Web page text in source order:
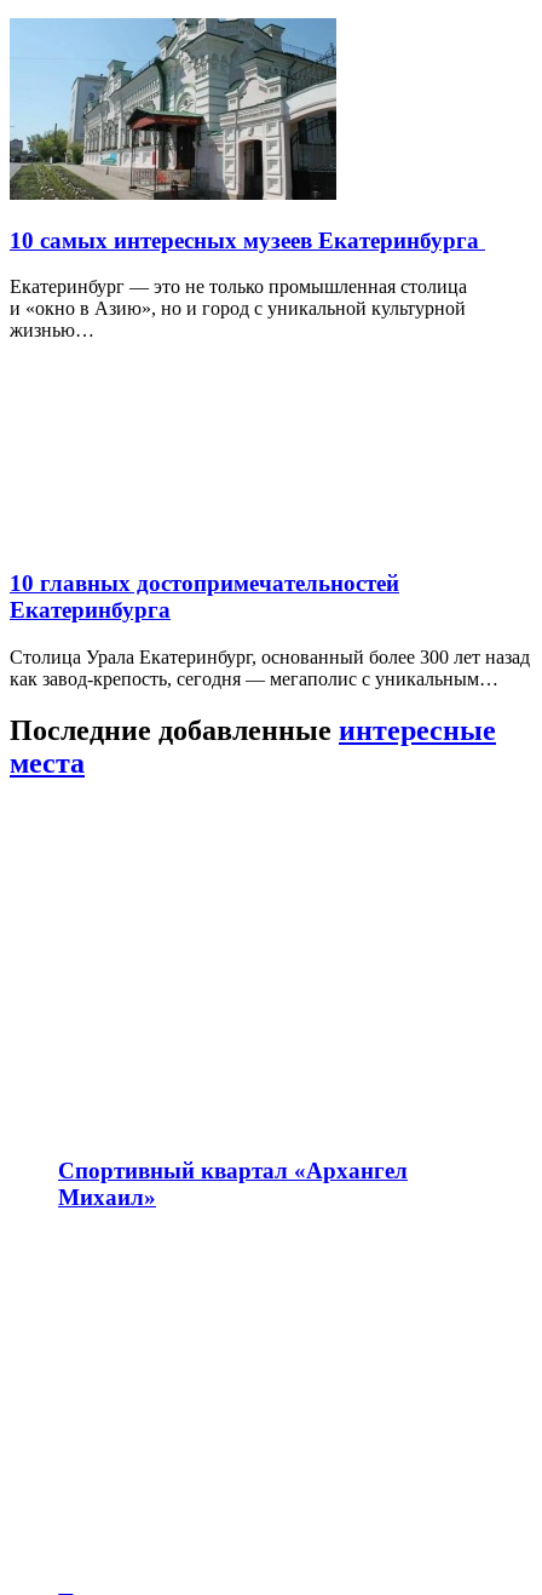
10 самых интересных музеев Екатеринбурга
Екатеринбург — это не только промышленная столица
и «окно в Азию», но и город с уникальной культурной
жизнью…
10 главных достопримечательностей
Екатеринбурга
Столица Урала Екатеринбург, основанный более 300 лет назад
как завод-крепость, сегодня — мегаполис с уникальным…
Последние добавленные интересные
места
Спортивный квартал «Архангел
Михаил»